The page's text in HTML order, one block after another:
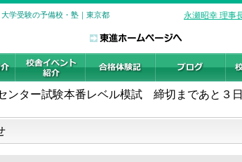
学受験の予備校・塾｜東京都 永瀬昭幸 理事
ンター試験本番レベル模試 締切まであと３